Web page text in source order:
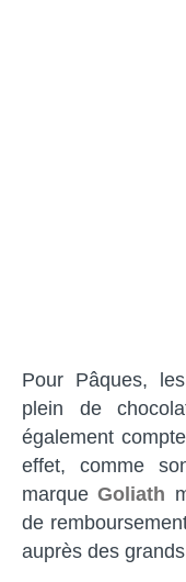
Pour Pâques,
plein de
également
effet, comme
marqueGoliath
de
auprès des